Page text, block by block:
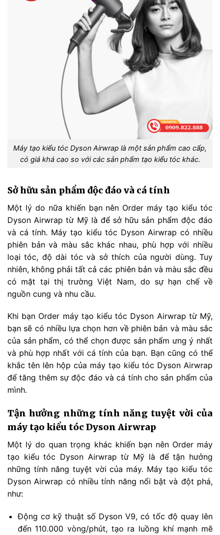
Máy tạo kiểu tóc Dyson Airwrap là một sản phẩm cao cấp,
có giá khá cao so với các sản phẩm tạo kiểu tóc khác.
Sở hữu sản phẩm độc đáo và cá tính
Một lý do nữa khiến bạn nên Order máy tạo kiểu tóc
Dyson Airwrap từ Mỹ là để sở hữu sản phẩm độc đáo
và cá tính. Máy tạo kiểu tóc Dyson Airwrap có nhiều
phiên bản và màu sắc khác nhau, phù hợp với nhiều
loại tóc, độ dài tóc và sở thích của người dùng. Tuy
nhiên, không phải tất cả các phiên bản và màu sắc đều
có mặt tại thị trường Việt Nam, do sự hạn chế về
nguồn cung và nhu cầu.
Khi bạn Order máy tạo kiểu tóc Dyson Airwrap từ Mỹ,
bạn sẽ có nhiều lựa chọn hơn về phiên bản và màu sắc
của sản phẩm, có thể chọn được sản phẩm ưng ý nhất
và phù hợp nhất với cá tính của bạn. Bạn cũng có thể
khắc tên lên hộp của máy tạo kiểu tóc Dyson Airwrap
để tăng thêm sự độc đáo và cá tính cho sản phẩm của
mình.
Tận hưởng những tính năng tuyệt vời của
máy tạo kiểu tóc Dyson Airwrap
Một lý do quan trọng khác khiến bạn nên Order máy
tạo kiểu tóc Dyson Airwrap từ Mỹ là để tận hưởng
những tính năng tuyệt vời của máy. Máy tạo kiểu tóc
Dyson Airwrap có nhiều tính năng nổi bật và đột phá,
như:
Động cơ kỹ thuật số Dyson V9, có tốc độ quay lên
đến 110.000 vòng/phút, tạo ra luồng khí mạnh mẽ